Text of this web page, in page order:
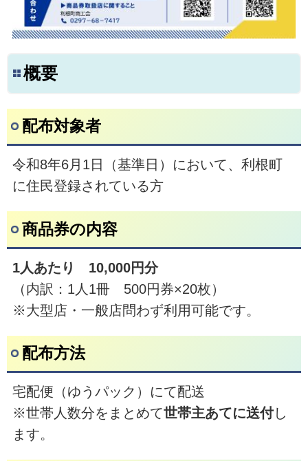
概要
配布対象者
令和8年6月1日（基準日）において、利根町
に住民登録されている方
商品券の内容
1人あたり 10,000円分
（内訳：1人1冊 500円券×20枚）
※大型店・一般店問わず利用可能です。
配布方法
宅配便（ゆうパック）にて配送
※世帯人数分をまとめて世帯主あてに送付し
ます。